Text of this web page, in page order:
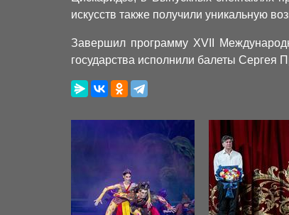
искусств также получили уникальную
Завершил программу XVII
государства исполнили балеты